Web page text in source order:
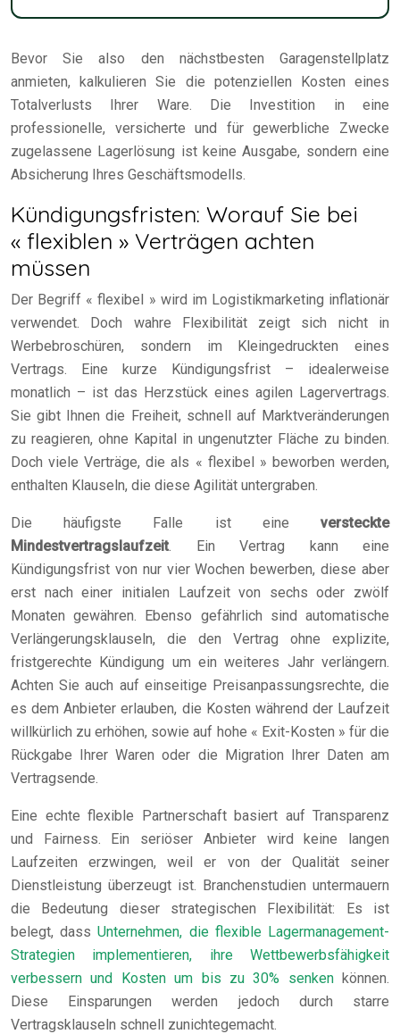
Bevor Sie also den nächstbesten Garagenstellplatz
anmieten, kalkulieren Sie die potenziellen Kosten eines
Totalverlusts Ihrer Ware. Die Investition in eine
professionelle, versicherte und für gewerbliche Zwecke
zugelassene Lagerlösung ist keine Ausgabe, sondern eine
Absicherung Ihres Geschäftsmodells.
Kündigungsfristen: Worauf Sie bei
« flexiblen » Verträgen achten
müssen
Der Begriff « flexibel » wird im Logistikmarketing inflationär
verwendet. Doch wahre Flexibilität zeigt sich nicht in
Werbebroschüren, sondern im Kleingedruckten eines
Vertrags. Eine kurze Kündigungsfrist – idealerweise
monatlich – ist das Herzstück eines agilen Lagervertrags.
Sie gibt Ihnen die Freiheit, schnell auf Marktveränderungen
zu reagieren, ohne Kapital in ungenutzter Fläche zu binden.
Doch viele Verträge, die als « flexibel » beworben werden,
enthalten Klauseln, die diese Agilität untergraben.
Die häufigste Falle ist eine versteckte
Mindestvertragslaufzeit . Ein Vertrag kann eine
Kündigungsfrist von nur vier Wochen bewerben, diese aber
erst nach einer initialen Laufzeit von sechs oder zwölf
Monaten gewähren. Ebenso gefährlich sind automatische
Verlängerungsklauseln, die den Vertrag ohne explizite,
fristgerechte Kündigung um ein weiteres Jahr verlängern.
Achten Sie auch auf einseitige Preisanpassungsrechte, die
es dem Anbieter erlauben, die Kosten während der Laufzeit
willkürlich zu erhöhen, sowie auf hohe « Exit-Kosten » für die
Rückgabe Ihrer Waren oder die Migration Ihrer Daten am
Vertragsende.
Eine echte flexible Partnerschaft basiert auf Transparenz
und Fairness. Ein seriöser Anbieter wird keine langen
Laufzeiten erzwingen, weil er von der Qualität seiner
Dienstleistung überzeugt ist. Branchenstudien untermauern
die Bedeutung dieser strategischen Flexibilität: Es ist
belegt, dassUnternehmen, die flexible Lagermanagement-
Strategien implementieren, ihre Wettbewerbsfähigkeit
verbessern und Kosten um bis zu 30% senkenkönnen.
Diese Einsparungen werden jedoch durch starre
Vertragsklauseln schnell zunichtegemacht.